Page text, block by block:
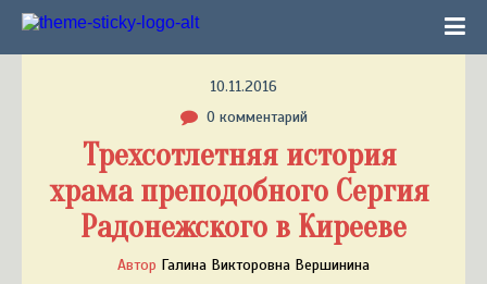
10.11.2016
0 комментарий
Трехсотлетняя история
храма преподобного Сергия
Радонежского в Кирееве
Автор Галина Викторовна Вершинина